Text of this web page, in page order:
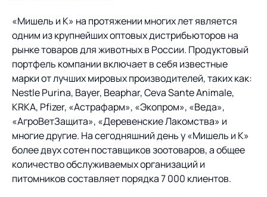
и транспортным парком
Интегрированное
планирование
Управление
контейнерным
терминалом
Роботизация
Оборудование для склада
AXELOT AI
Техническое оснащение
Постпроектное
сопровождение
Формирование центров
компетенций
Мероприятия
Архив мероприятий
Проекты
Проекты
Контакты
Контакты
Академия
Предложение для
учебных заведений
База знаний
База знаний
«Мишель и К» на протяжении многих лет является
одним из крупнейших оптовых дистрибьюторов на
рынке товаров для животных в России. Продуктовый
портфель компании включает в себя известные
марки от лучших мировых производителей, таких как:
Nestle Purina, Bayer, Beaphar, Ceva Sante Animale,
KRKA, Pfizer, «Астрафарм», «Экопром», «Веда»,
«АгроВетЗащита», «Деревенские Лакомства» и
многие другие. На сегодняшний день у «Мишель и К»
более двух сотен поставщиков зоотоваров, а общее
количество обслуживаемых организаций и
питомников составляет порядка 7 000 клиентов.